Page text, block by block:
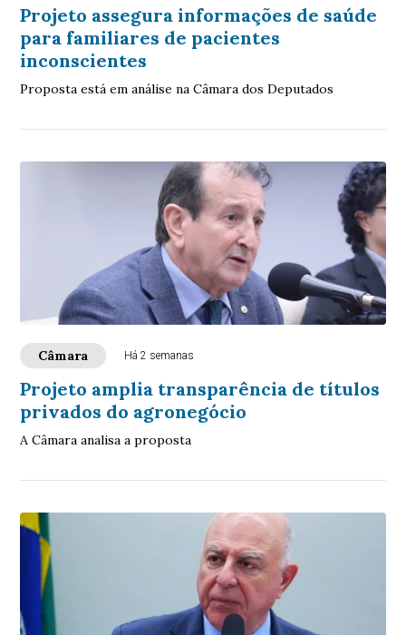
Projeto assegura informações de saúde
para familiares de pacientes
inconscientes
Proposta está em análise na Câmara dos Deputados
Câmara Há 2 semanas
Projeto amplia transparência de títulos
privados do agronegócio
A Câmara analisa a proposta